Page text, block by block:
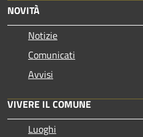
NOVITÀ
Notizie
Comunicati
Avvisi
VIVERE IL COMUNE
Luoghi